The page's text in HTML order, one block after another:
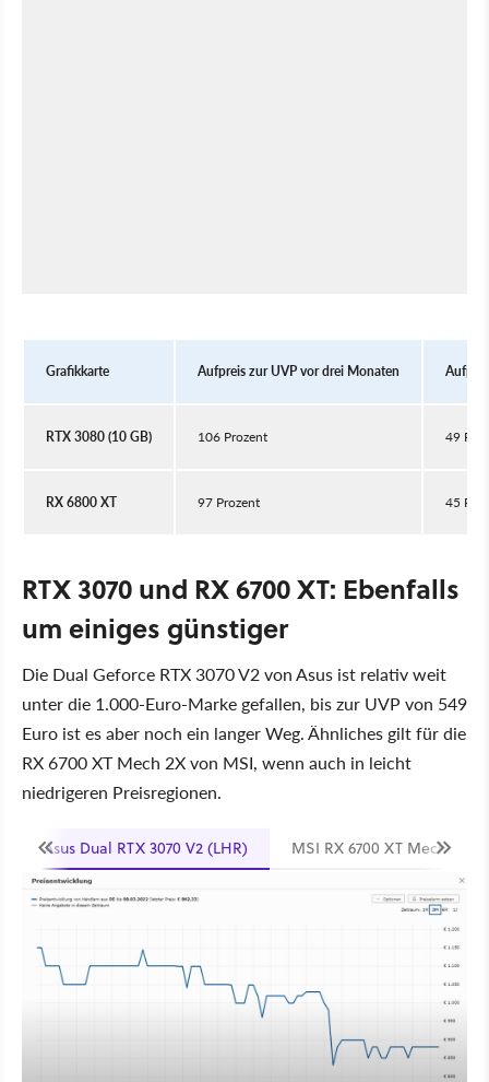
Grafikkarte Aufpreis zur UVP vor drei Monaten
RTX 3080 (10 GB) 106 Prozent 49
RX 6800 XT 97 Prozent 45
RTX 3070 und RX 6700 XT: Ebenfalls
um einiges günstiger
Die Dual Geforce RTX 3070 V2 von Asus ist relativ weit
unter die 1.000-Euro-Marke gefallen, bis zur UVP von 549
Euro ist es aber noch ein langer Weg. Ähnliches gilt für die
RX 6700 XT Mech 2X von MSI, wenn auch in leicht
niedrigeren Preisregionen.
Asus Dual RTX 3070 V2 (LHR) MSI RX 6700 XT Mech 2X